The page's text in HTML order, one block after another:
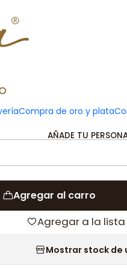
Compra de oro y plata
plata
AÑADE TU
Agregar al carro
Agregar a la
Mostrar stock de